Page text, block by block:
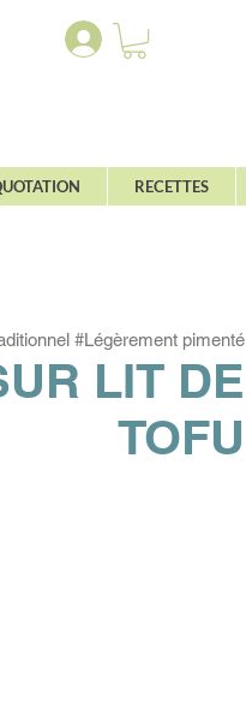
RECETTES
#Légèrement pimenté
LIT DE
TOFU